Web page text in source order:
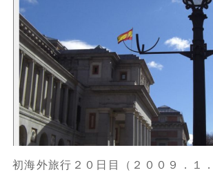
初海外旅行２０日目（２００９．１